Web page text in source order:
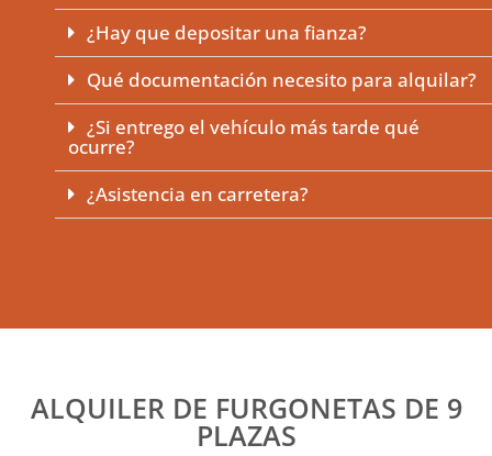
¿Hay que depositar una fianza?
Qué documentación necesito para alquilar?
¿Si entrego el vehículo más tarde qué
ocurre?
¿Asistencia en carretera?
ALQUILER DE FURGONETAS DE 9
PLAZAS